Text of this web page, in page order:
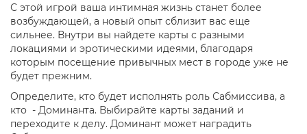
С этой игрой ваша интимная жизнь станет более
возбуждающей, а новый опыт сблизит вас еще
сильнее. Внутри вы найдете карты с разными
локациями и эротическими идеями, благодаря
которым посещение привычных мест в городе уже не
будет прежним.
Определите, кто будет исполнять роль Сабмиссива, а
кто - Доминанта. Выбирайте карты заданий и
переходите к делу. Доминант может наградить